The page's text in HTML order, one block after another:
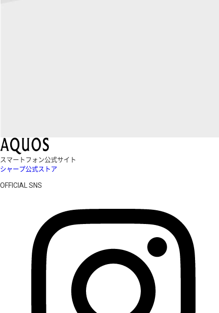
スマートフォン公式サイト
シャープ公式ストア
OFFICIAL SNS